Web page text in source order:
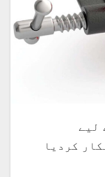
لیے
کردیا